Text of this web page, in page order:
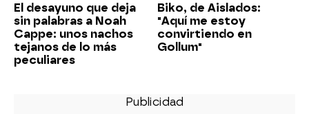
El desayuno que deja
sin palabras a Noah
Cappe: unos nachos
tejanos de lo más
peculiares
Biko, de Aislados:
"Aquí me estoy
convirtiendo en
Gollum"